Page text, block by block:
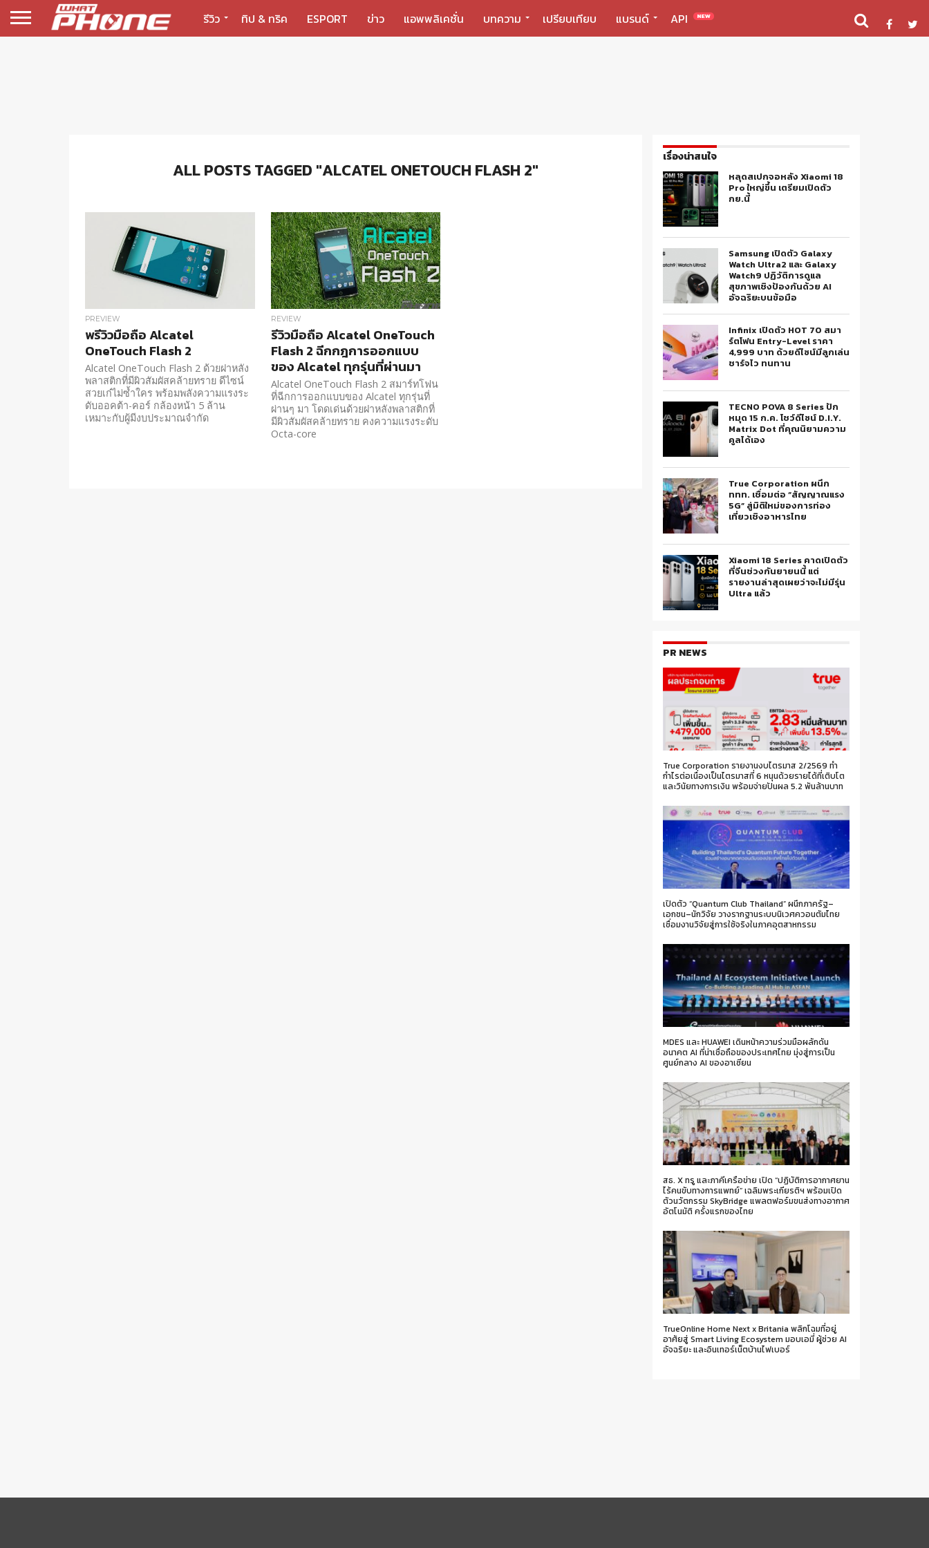
รีวิว ทิป & ทริค ESPORT ข่าว แอพพลิเคชั่น บทความ เปรียบเทียบ แบรนด์ API NEW
ALL POSTS TAGGED "ALCATEL ONETOUCH FLASH 2"
PREVIEW
พรีวิวมือถือ Alcatel
OneTouch Flash 2
Alcatel OneTouch Flash 2 ด้วยฝาหลัง
พลาสติกที่มีผิวสัมผัสคล้ายทราย ดีไซน์
สวยเก๋ไม่ซ้ำใคร พร้อมพลังความแรงระ
ดับออคต้า-คอร์ กล้องหน้า 5 ล้าน
เหมาะกับผู้มีงบประมาณจำกัด
REVIEW
รีวิวมือถือ Alcatel OneTouch
Flash 2 ฉีกกฎการออกแบบ
ของ Alcatel ทุกรุ่นที่ผ่านมา
Alcatel OneTouch Flash 2 สมาร์ทโฟน
ที่ฉีกการออกแบบของ Alcatel ทุกรุ่นที่
ผ่านๆ มา โดดเด่นด้วยฝาหลังพลาสติกที่
มีผิวสัมผัสคล้ายทราย คงความแรงระดับ
Octa-core
เรื่องน่าสนใจ
หลุดสเปกจอหลัง Xiaomi 18
Pro ใหญ่ขึ้น เตรียมเปิดตัว
กย.นี้
Samsung เปิดตัว Galaxy
Watch Ultra2 และ Galaxy
Watch9 ปฏิวัติการดูแล
สุขภาพเชิงป้องกันด้วย AI
อัจฉริยะบนข้อมือ
Infinix เปิดตัว HOT 70 สมา
ร์ตโฟน Entry-Level ราคา
4,999 บาท ด้วยดีไซน์มีลูกเล่น
ชาร์จไว ทนทาน
TECNO POVA 8 Series ปัก
หมุด 15 ก.ค. โชว์ดีไซน์ D.I.Y.
Matrix Dot ที่คุณนิยามความ
คูลได้เอง
True Corporation ผนึก
ททท. เชื่อมต่อ “สัญญาณแรง
5G” สู่มิติใหม่ของการท่อง
เที่ยวเชิงอาหารไทย
Xiaomi 18 Series คาดเปิดตัว
ที่จีนช่วงกันยายนนี้ แต่
รายงานล่าสุดเผยว่าจะไม่มีรุ่น
Ultra แล้ว
PR NEWS
True Corporation รายงานงบไตรมาส 2/2569 ทำ
กำไรต่อเนื่องเป็นไตรมาสที่ 6 หนุนด้วยรายได้ที่เติบโต
และวินัยทางการเงิน พร้อมจ่ายปันผล 5.2 พันล้านบาท
เปิดตัว “Quantum Club Thailand” ผนึกภาครัฐ–
เอกชน–นักวิจัย วางรากฐานระบบนิเวศควอนตัมไทย
เชื่อมงานวิจัยสู่การใช้จริงในภาคอุตสาหกรรม
MDES และ HUAWEI เดินหน้าความร่วมมือผลักดัน
อนาคต AI ที่น่าเชื่อถือของประเทศไทย มุ่งสู่การเป็น
ศูนย์กลาง AI ของอาเซียน
สธ. X ทรู และภาคีเครือข่าย เปิด “ปฏิบัติการอากาศยาน
ไร้คนขับทางการแพทย์” เฉลิมพระเกียรติฯ พร้อมเปิด
ตัวนวัตกรรม SkyBridge แพลตฟอร์มขนส่งทางอากาศ
อัตโนมัติ ครั้งแรกของไทย
TrueOnline Home Next x Britania พลิกโฉมที่อยู่
อาศัยสู่ Smart Living Ecosystem มอบเอมี่ ผู้ช่วย AI
อัจฉริยะ และอินเทอร์เน็ตบ้านไฟเบอร์